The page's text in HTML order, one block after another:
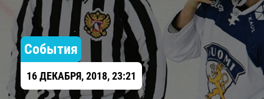
События
16 ДЕКАБРЯ, 2018, 23:21